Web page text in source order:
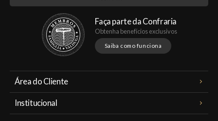
Faça parte da Confraria
Obtenha benefícios exclusivos
Saiba como funciona
Área do Cliente
Meus Pedidos
Institucional
A Famiglia Valduga